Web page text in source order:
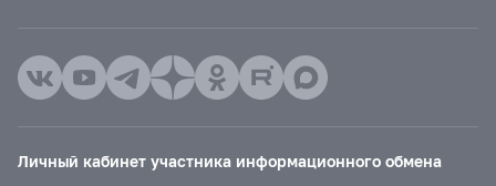
Личный кабинет участника информационного обмена